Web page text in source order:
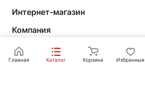
Интернет-магазин
Компания
Информация
Главная Каталог Корзина Избранные